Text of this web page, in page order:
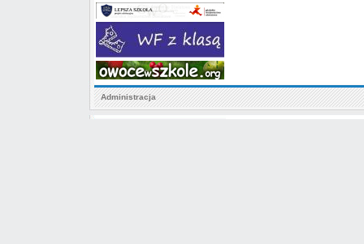
Administracja